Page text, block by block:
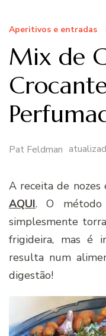
Aperitivos e entradas
Mix de
Pat Feldman
A receita de nozes
AQUI. O
simplesmente
frigideira, mas é
resulta num
digestão!